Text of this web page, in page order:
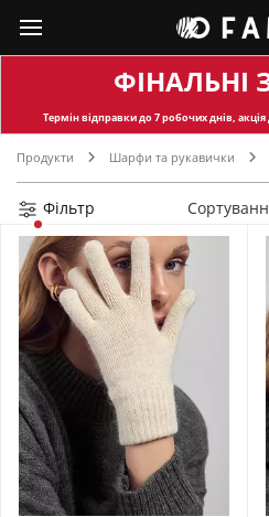
Термін відправкидо 7 робочих днів, акція
Продукти Шарфи та рукавички
Фільтр